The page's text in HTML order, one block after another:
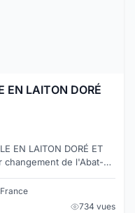
EN LAITON DORÉ
EN LAITON DORÉ ET
changement de l'Abat-
734 vues